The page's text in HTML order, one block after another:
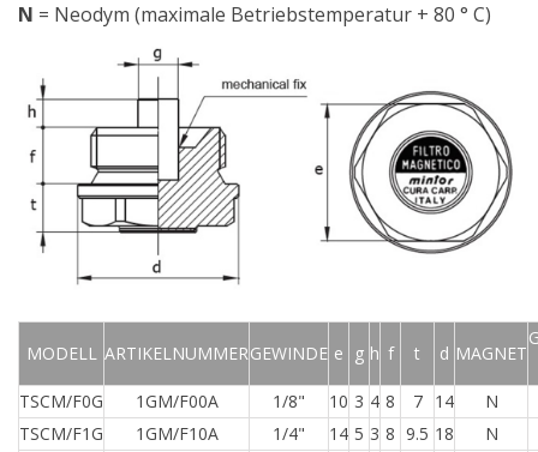
N = Neodym (maximale Betriebstemperatur + 80 ° C)
MODELL ARTIKELNUMMERGEWINDE e g h f t d MAGNET
TSCM/F0G 1GM/F00A 1/8" 10 3 4 8 7 14
N
TSCM/F1G
1GM/F10A 1/4" 14 5 3 8 9.5 18
N